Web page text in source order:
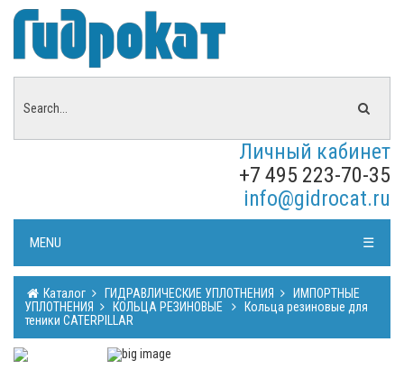
Личный кабинет
+7 495 223-70-35
info@gidrocat.ru
MENU ☰
Каталог ГИДРАВЛИЧЕСКИЕ УПЛОТНЕНИЯ
ИМПОРТНЫЕ
УПЛОТНЕНИЯ
КОЛЬЦА РЕЗИНОВЫЕ
Кольца резиновые для
теники CATERPILLAR